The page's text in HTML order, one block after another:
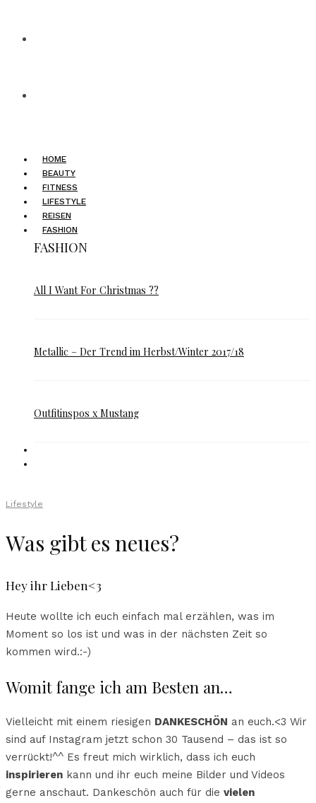
HOME
BEAUTY
FITNESS
LIFESTYLE
REISEN
FASHION
FASHION
All I Want For Christmas ??
Metallic – Der Trend im Herbst/Winter 2017/18
Outfitinspos x Mustang
Lifestyle
Was gibt es neues?
Hey ihr Lieben<3
Heute wollte ich euch einfach mal erzählen, was im
Moment so los ist und was in der nächsten Zeit so
kommen wird.:-)
Womit fange ich am Besten an…
Vielleicht mit einem riesigen DANKESCHÖN an euch.<3 Wir
sind auf Instagram jetzt schon 30 Tausend – das ist so
verrückt!^^ Es freut mich wirklich, dass ich euch
inspirieren kann und ihr euch meine Bilder und Videos
gerne anschaut. Dankeschön auch für die vielen